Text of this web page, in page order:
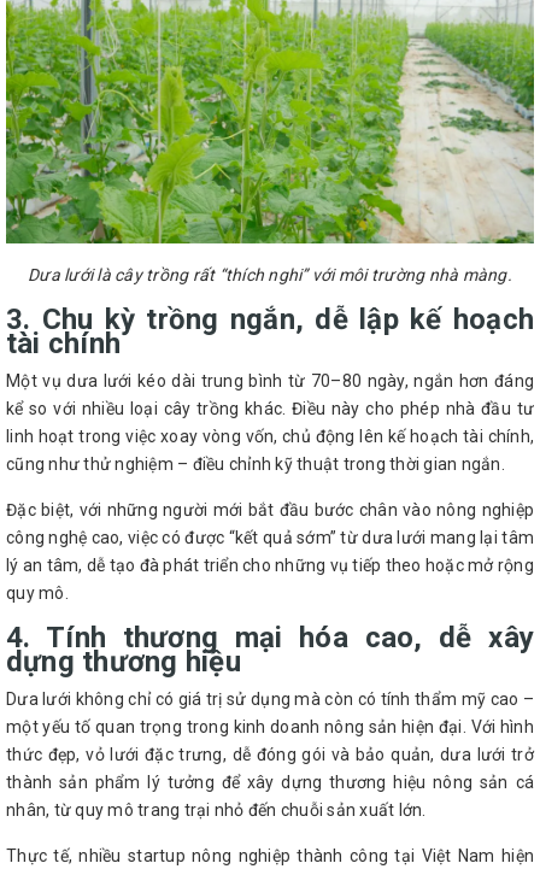
Dưa lưới là cây trồng rất “thích nghi” với môi trường nhà màng.
3. Chu kỳ trồng ngắn, dễ lập kế hoạch
tài chính
Một vụ dưa lưới kéo dài trung bình từ 70–80 ngày, ngắn hơn đáng
kể so với nhiều loại cây trồng khác. Điều này cho phép nhà đầu tư
linh hoạt trong việc xoay vòng vốn, chủ động lên kế hoạch tài chính,
cũng như thử nghiệm – điều chỉnh kỹ thuật trong thời gian ngắn.
Đặc biệt, với những người mới bắt đầu bước chân vào nông nghiệp
công nghệ cao, việc có được “kết quả sớm” từ dưa lưới mang lại tâm
lý an tâm, dễ tạo đà phát triển cho những vụ tiếp theo hoặc mở rộng
quy mô.
4. Tính thương mại hóa cao, dễ xây
dựng thương hiệu
Dưa lưới không chỉ có giá trị sử dụng mà còn có tính thẩm mỹ cao –
một yếu tố quan trọng trong kinh doanh nông sản hiện đại. Với hình
thức đẹp, vỏ lưới đặc trưng, dễ đóng gói và bảo quản, dưa lưới trở
thành sản phẩm lý tưởng để xây dựng thương hiệu nông sản cá
nhân, từ quy mô trang trại nhỏ đến chuỗi sản xuất lớn.
Thực tế, nhiều startup nông nghiệp thành công tại Việt Nam hiện